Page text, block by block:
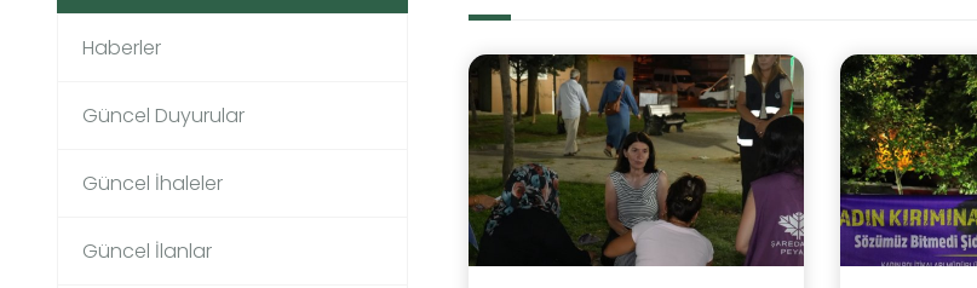
Haberler
Güncel Duyurular
Güncel İhaleler
Güncel İlanlar